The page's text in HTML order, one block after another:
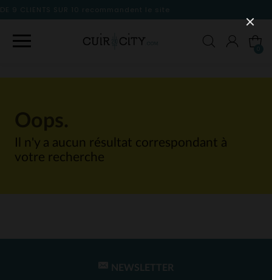
le site
Il n'y a aucun résultat correspondant à
votre recherche
NEWSLETTER